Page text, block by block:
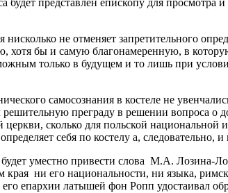
представлен епископу для просмотра
не отменяет запретительного
бы и самую благонамеренную, в
только в будущем и то лишь при
самосознания в костеле не
преграду в решении вопроса о
сколько для польской
себя по костелу а, следовательно,
уместно привести слова М.А. Лозина-
ни его национальности, ни языка,
епархии латышей фон Ропп удостаивал